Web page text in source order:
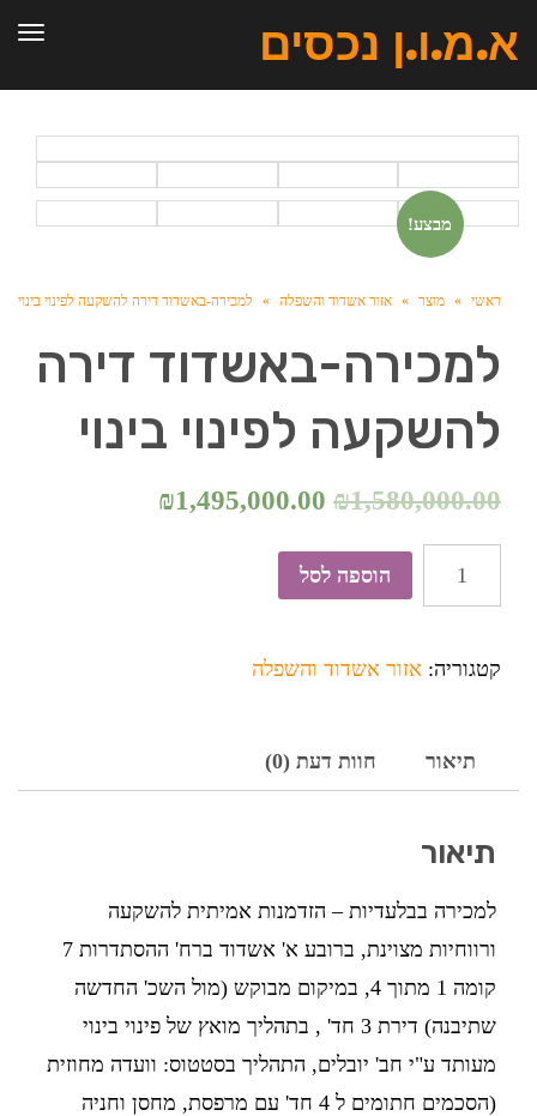
א.מ.ו.ן נכסים
מבצע!
ראשי » מוצר » אזור אשדוד והשפלה » למכירה-באשדוד דירה להשקעה לפינוי בינוי
למכירה-באשדוד דירה
להשקעה לפינוי בינוי
₪1,580,000.00
₪1,495,000.00
כמות
של
דירה
לפינוי
בינוי
הוספה לסל
קטגוריה: אזור אשדוד והשפלה
תיאור חוות דעת (0)
תיאור
למכירה בבלעדיות – הזדמנות אמיתית להשקעה
ורווחיות מצוינת, ברובע א' אשדוד ברח' ההסתדרות 7
קומה 1 מתוך 4, במיקום מבוקש (מול השכ' החדשה
שתיבנה) דירת 3 חד' , בתהליך מואץ של פינוי בינוי
מעותד ע"י חב' יובלים, התהליך בסטטוס: וועדה מחוזית
(הסכמים חתומים ל 4 חד' עם מרפסת, מחסן וחניה